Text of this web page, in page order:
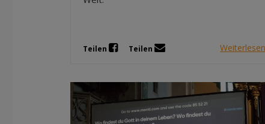
Teilen Teilen Weiterlesen